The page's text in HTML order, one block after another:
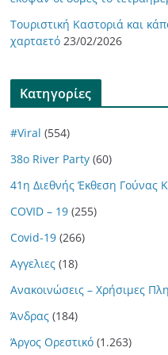
Τουριστική Καστοριά και
χαρταετό 23/02/2026
Kατηγορίες
#Viral (554)
38ο River Party (60)
41η Διεθνής Έκθεση Γούνας
COVID – 19 (255)
Covid-19 (266)
Αγγελιες (18)
Ανακοινώσεις – Χρήσιμες
Άνδρας (184)
Άργος Ορεστικό (1.263)